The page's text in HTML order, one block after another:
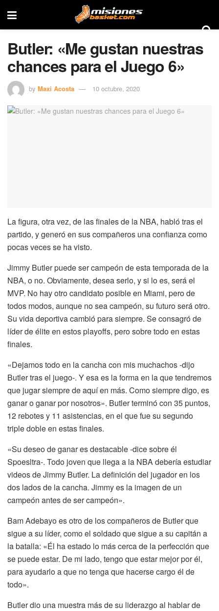
Butler: «Me gustan nuestras
chances para el Juego 6»
by Maxi Acosta 10 octubre, 2020
La figura, otra vez, de las finales de la NBA, habló tras el
partido, y generó en sus compañeros una confianza como
pocas veces se ha visto.
Jimmy Butler puede ser campeón de esta temporada de la
NBA, o no. Obviamente, desea serlo, y si lo es, será el
MVP. No hay otro candidato posible en Miami, pero de
todos modos, aunque no sea campeón, su futuro será otro.
Su vida deportiva cambió para siempre. Se consagró de
líder de élite en estos playoffs, pero sobre todo en estas
finales.
«Dejamos todo en la cancha con mis muchachos -dijo
Butler tras el juego-. Y esa es la forma en la que tendremos
que jugar siempre de aquí en más. Como siempre digo, es
ganar o ganar por nosotros». Butler terminó con 35 puntos,
12 rebotes y 11 asistencias, en el que fue su segundo
triple doble en estas finales.
«Su deseo de ganar es destacable -dice sobre él
Spoesltra-. Todo joven que llega a la NBA debería estudiar
videos de Jimmy Butler. La definición del jugador en los
dos lados de la cancha. Jimmy es la imagen de un
campeón antes de ser campeón».
Bam Adebayo es otro de los compañeros de Butler que
sigue a su líder, como el soldado que sigue a su capitán a
la batalla: «Él ha estado lo más cerca de la perfección que
se puede estar. De mi lado, tengo que estar mejor por él,
para ayudarlo a que no tenga que hacerse cargo él de
todo».
Butler dio una muestra más de su liderazgo al hablar de